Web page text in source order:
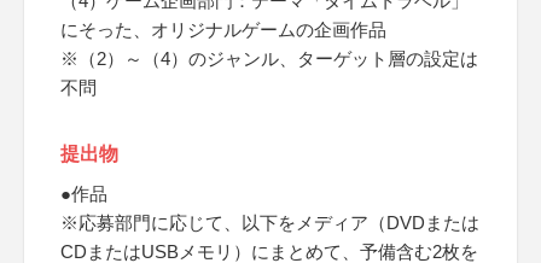
にそった、オリジナルゲームの企画作品
※（2）～（4）のジャンル、ターゲット層の設定は
不問
提出物
●作品
※応募部門に応じて、以下をメディア（DVDまたは
CDまたはUSBメモリ）にまとめて、予備含む2枚を